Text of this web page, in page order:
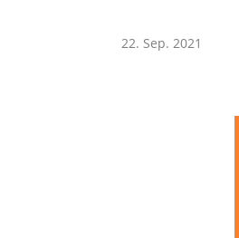
22. Sep. 2021